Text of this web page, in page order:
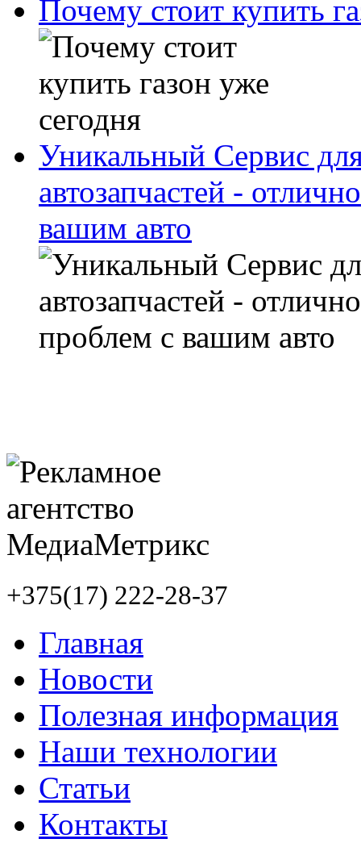
Почему стоит купить
Уникальный Сервис
автозапчастей -
вашим авто
+375(17) 222-28-37
Главная
Новости
Полезная информация
Наши технологии
Статьи
Контакты